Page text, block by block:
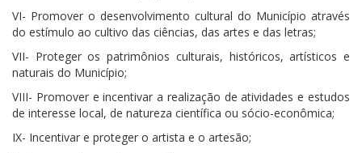
VI- Promover o desenvolvimento cultural do Município através
do estímulo ao cultivo das ciências, das artes e das letras;
VII- Proteger os patrimônios culturais, históricos, artísticos e
naturais do Município;
VIII- Promover e incentivar a realização de atividades e estudos
de interesse local, de natureza científica ou sócio-econômica;
IX- Incentivar e proteger o artista e o artesão;